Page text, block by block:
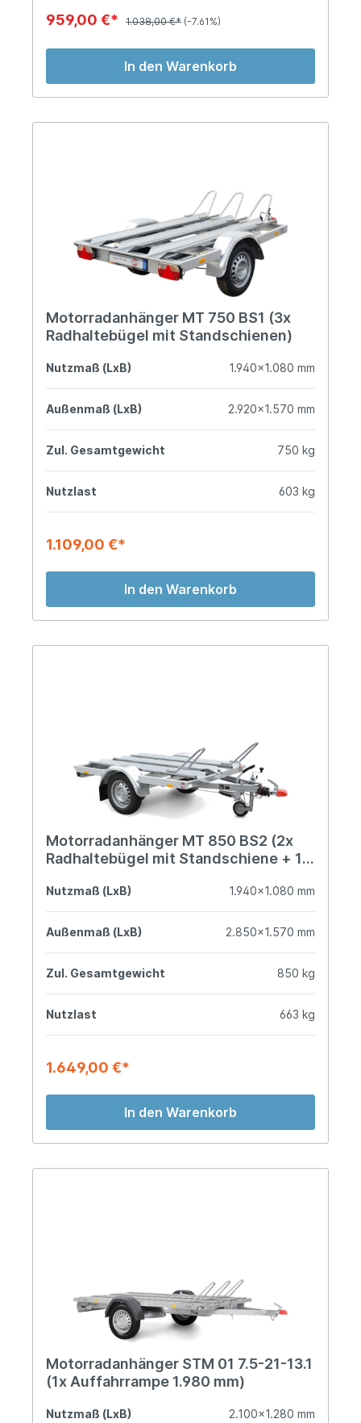
959,00 €* 1.038,00 €* (-7.61%)
In den Warenkorb
Motorradanhänger MT 750 BS1 (3x
Radhaltebügel mit Standschienen)
Nutzmaß (LxB) 1.940x1.080 mm
Außenmaß (LxB) 2.920x1.570 mm
Zul. Gesamtgewicht 750 kg
Nutzlast 603 kg
1.109,00 €*
In den Warenkorb
Motorradanhänger MT 850 BS2 (2x
Radhaltebügel mit Standschiene + 1x
Nutzmaß (LxB) 1.940x1.080 mm
Außenmaß (LxB) 2.850x1.570 mm
Zul. Gesamtgewicht 850 kg
Nutzlast 663 kg
1.649,00 €*
In den Warenkorb
Motorradanhänger STM 01 7.5-21-13.1
(1x Auffahrrampe 1.980 mm)
Nutzmaß (LxB) 2.100x1.280 mm